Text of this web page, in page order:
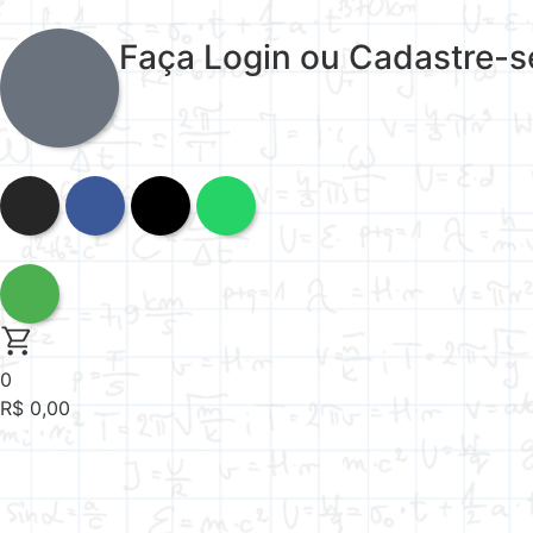
Faça Login ou Cadastre-
0
R$ 0,00